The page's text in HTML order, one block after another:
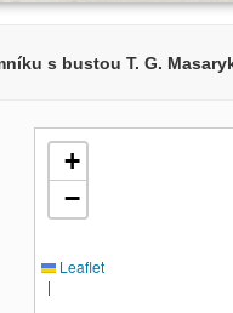
s bustou T. G.
+
−
Leaflet
|